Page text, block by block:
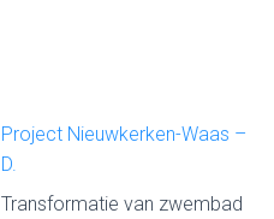
Project Nieuwkerken-Waas –
D.
Transformatie van zwembad